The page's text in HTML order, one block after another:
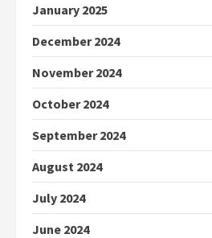
January 2025
December 2024
November 2024
October 2024
September 2024
August 2024
July 2024
June 2024